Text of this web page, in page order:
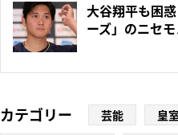
大谷翔平も困
ーズ」のニセ
カテゴリー 芸能 皇